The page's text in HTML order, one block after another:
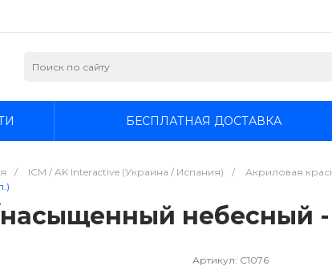
БЕСПЛАТНАЯ ДОСТАВКА
/ ICM / AK Interactive (Украина / Испания) / Акриловая
насыщенный небесный
Артикул: C1076